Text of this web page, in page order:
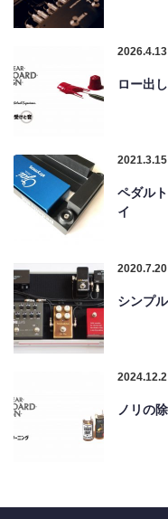
2026.4.13
ロー出
2021.3.15
ペダル
イ
2020.7.20
シンプ
2024.12.2
ノリの